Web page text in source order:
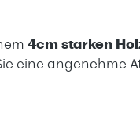
4cm starken
eine angenehme